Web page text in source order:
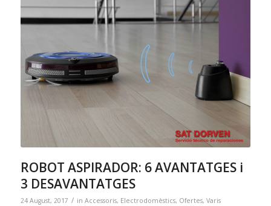
ROBOT ASPIRADOR: 6 AVANTATGES i
3 DESAVANTATGES
24 August, 2017 / in Accessoris, Electrodomèstics, Ofertes, Varis